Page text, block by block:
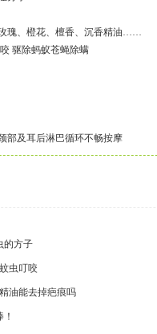
瑰、橙花、檀香、沉香精油……
驱除蚂蚁苍蝇除螨
部及耳后淋巴循环不畅按摩
的方子
虫叮咬
油能去掉疤痕吗